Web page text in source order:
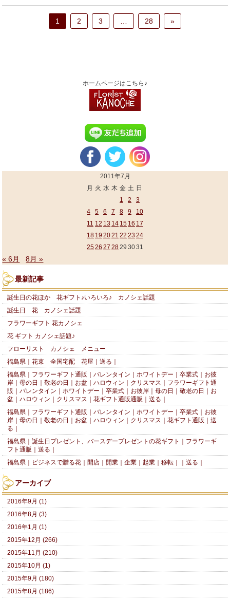
1 2 3 … 28 »
ホームページはこちら♪
2011年7月
月 火 水 木 金 土 日
1
2
3
4
5 6 7 8 9
10
11 12 13 14 15 16 17
18 19 2021 22 23 24
2526 27 2829 3031
« 6月 8月 »
最新記事
誕生日の花ほか 花ギフト♪いろいろ♪ カノシェ話題
誕生日 花 カノシェ話題
フラワーギフト 花カノシェ
花 ギフト カノシェ話題♪
フローリスト カノシェ メニュー
福島県｜花束 全国宅配 花屋｜送る｜
福島県｜フラワーギフト通販｜バレンタイン｜ホワイトデー｜卒業式｜お彼
岸｜母の日｜敬老の日｜お盆｜ハロウィン｜クリスマス｜フラワーギフト通
販｜バレンタイン｜ホワイトデー｜卒業式｜お彼岸｜母の日｜敬老の日｜お
盆｜ハロウィン｜クリスマス｜花ギフト通販通販｜送る｜
福島県｜フラワーギフト通販｜バレンタイン｜ホワイトデー｜卒業式｜お彼
岸｜母の日｜敬老の日｜お盆｜ハロウィン｜クリスマス｜花ギフト通販｜送
る｜
福島県｜誕生日プレゼント、バースデープレゼントの花ギフト｜フラワーギ
フト通販｜送る｜
福島県｜ビジネスで贈る花｜開店｜開業｜企業｜起業｜移転｜｜送る｜
アーカイブ
2016年9月 (1)
2016年8月 (3)
2016年1月 (1)
2015年12月 (266)
2015年11月 (210)
2015年10月 (1)
2015年9月 (180)
2015年8月 (186)